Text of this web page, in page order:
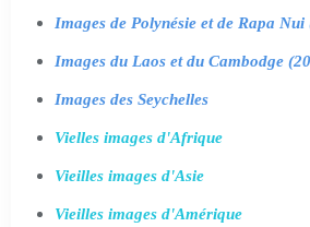
Images de Polynésie et de Rapa
Images du Laos et du Cambodge
Images des Seychelles
Vielles images d'Afrique
Vieilles images d'Asie
Vieilles images d'Amérique